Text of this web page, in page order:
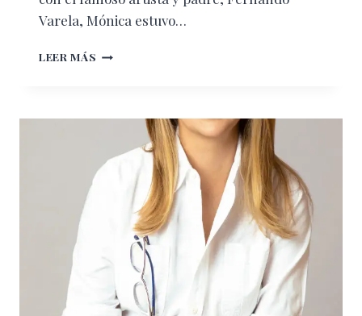
Varela, Mónica estuvo…
LEER MÁS MONICA
DOMINICANA
JOYAS
QUE
FUSIONA
TRADICIÓN
DISEÑO